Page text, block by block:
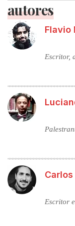
autores
Flavio
Escritor,
Escritor